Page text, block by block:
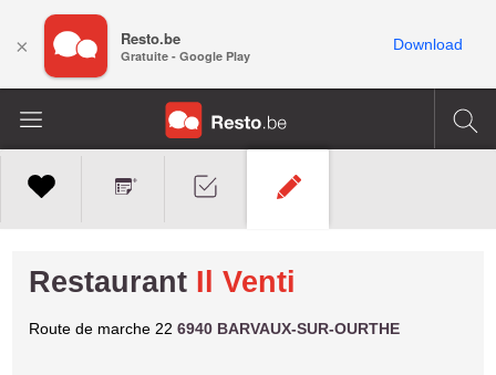
Restaurant Il Venti
Route de marche 226940 BARVAUX-SUR-OURTHE
× Resto.be
Gratuite - Google Play
Download